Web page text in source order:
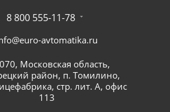
8 800 555-11-78
avtomatika.ru
Московская область,
район, п. Томилино,
стр. лит. А, офис
113